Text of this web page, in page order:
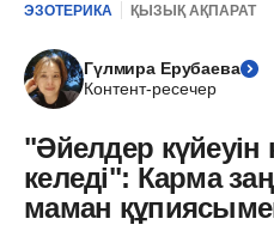
ЭЗОТЕРИКА ҚЫЗЫҚ АҚПАРАТ
Гүлмира Ерубаева
Контент-ресечер
"Әйелдер күйеуін
келеді": Карма
маман